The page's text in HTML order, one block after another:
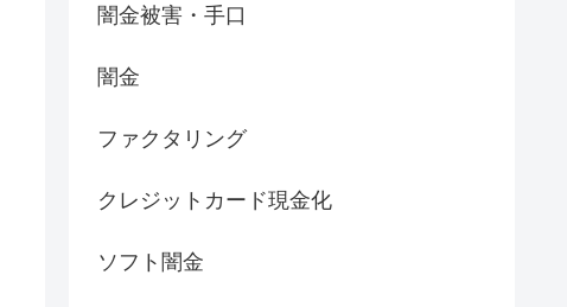
闇金被害・手口
闇金
ファクタリング
クレジットカード現金化
ソフト闇金